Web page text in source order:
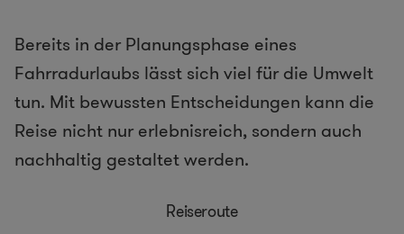
Bereits in der Planungsphase eines
Fahrradurlaubs lässt sich viel für die Umwelt
tun. Mit bewussten Entscheidungen kann die
Reise nicht nur erlebnisreich, sondern auch
nachhaltig gestaltet werden.
Reiseroute